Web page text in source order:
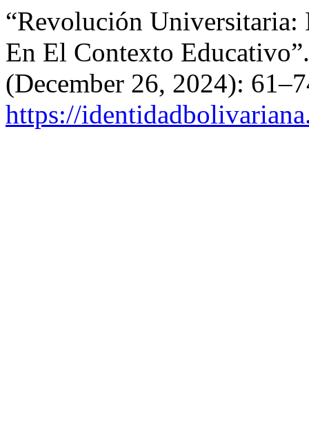
“Revolución
En El Contexto
(December 26, 2024):
https://